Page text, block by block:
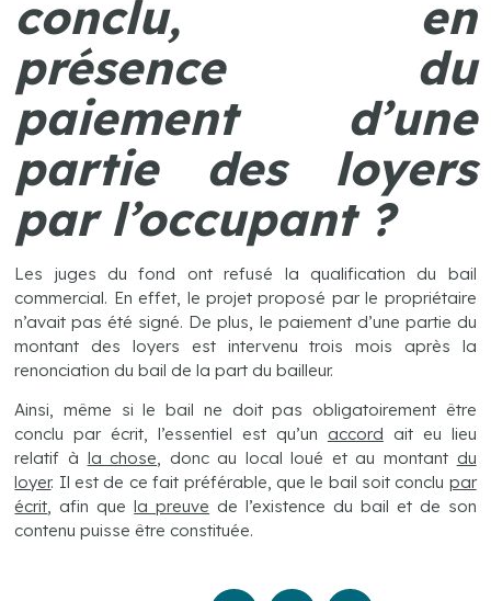
conclu, en
présence du
paiement d’une
partie des loyers
par l’occupant ?
Les juges du fond ont refusé la qualification du bail
commercial. En effet, le projet proposé par le propriétaire
n’avait pas été signé. De plus, le paiement d’une partie du
montant des loyers est intervenu trois mois après la
renonciation du bail de la part du bailleur.
Ainsi, même si le bail ne doit pas obligatoirement être
conclu par écrit, l’essentiel est qu’un accord ait eu lieu
relatif à la chose, donc au local loué et au montant du
loyer. Il est de ce fait préférable, que le bail soit conclu par
écrit, afin quela preuve de l’existence du bail et de son
contenu puisse être constituée.